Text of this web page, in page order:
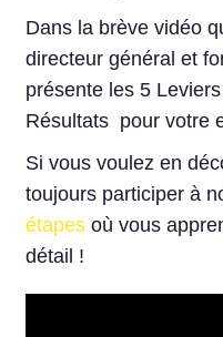
Dans la brève vidéo
directeur général et
présente les 5
Résultats pour votre
Si vous voulez en
toujours participer à
étapes où vous
détail !